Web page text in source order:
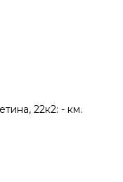
22к2: - км.